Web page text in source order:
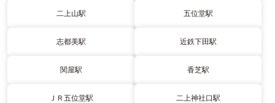
二上山駅 五位堂駅
志都美駅 近鉄下田駅
関屋駅 香芝駅
ＪＲ五位堂駅 二上神社口駅